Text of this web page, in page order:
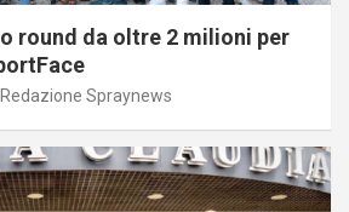
round da oltre 2 milioni per
Redazione Spraynews